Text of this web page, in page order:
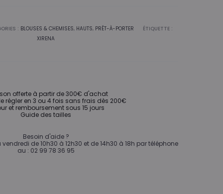
: BLOUSES & CHEMISES, HAUTS, PRÊT-À-PORTER
ÉTIQUETTE :
XIRENA
offerte à partir de 300€ d'achat
régler en 3 ou 4 fois sans frais dès 200€
et remboursement sous 15 jours
Guide des tailles
Besoin d'aide ?
de 10h30 à 12h30 et de 14h30 à 18h par téléphone
au : 02 99 78 36 95